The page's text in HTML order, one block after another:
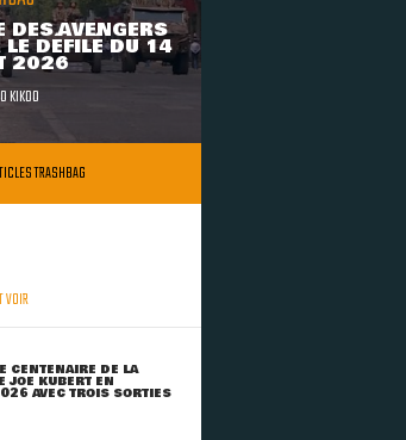
DES AVENGERS
LE DÉFILÉ DU 14
2026
KIKOO
TRASHBAG
VOIR
CENTENAIRE DE LA
JOE KUBERT EN
AVEC TROIS SORTIES